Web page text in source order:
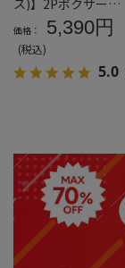
ス)】2Pボクサーパ
価格： 5,390円
(税込)
5.0